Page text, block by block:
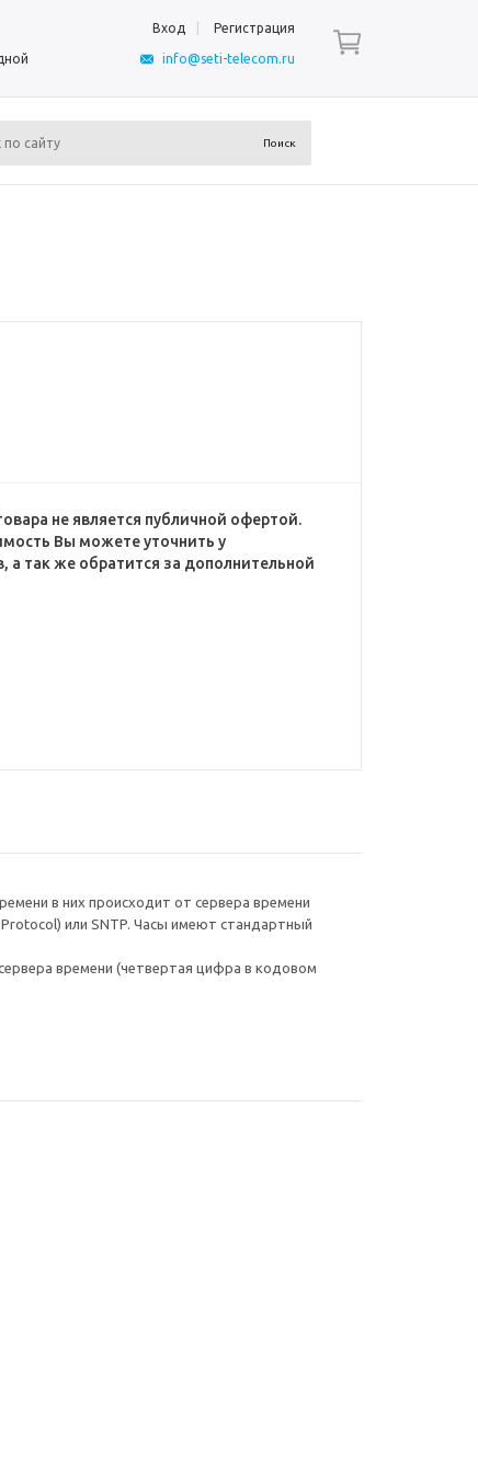
Вход Регистрация
info@seti-telecom.ru
не является публичной офертой.
Вы можете уточнить у
а так же обратится за дополнительной
в них происходит от сервера времени
или SNTP. Часы имеют стандартный
времени (четвертая цифра в кодовом